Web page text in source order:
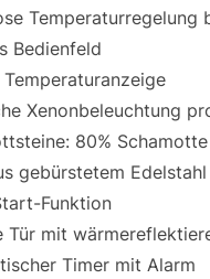
Temperaturregelung
Bedienfeld
Xenonbeleuchtung
80%
gebürstetem Edelstahl
Funktion
Tür mit
Timer mit Alarm